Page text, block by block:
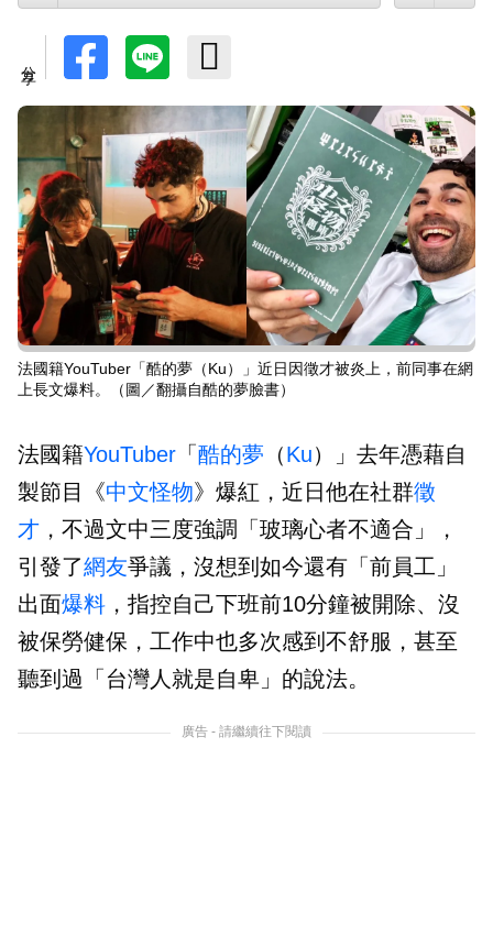
家成邊佑錫師妹
富婆砸錢拍短劇塞60場吻戲！男星爆「開房被包
養」 親上火線揭真相
泰男團Dragon 5男星爆死訊！騎單車離家失聯 陳
屍河中驚見「20公斤重物」
下載東森App，隨時掌握天下大小事！
NiziU時隔兩年訪台 華西街取景吸粉朝聖
法國籍YouTuber「酷的夢（Ku）」近日因徵才被炎上，前同事在網
上長文爆料。（圖／翻攝自酷的夢臉書）
法國籍YouTuber 「 酷的夢 （Ku）」去年憑藉自
製節目《中文怪物》爆紅，近日他在社群徵
才 ，不過文中三度強調「玻璃心者不適合」，
引發了網友爭議，沒想到如今還有「前員工」
出面爆料 ，指控自己下班前10分鐘被開除、沒
被保勞健保，工作中也多次感到不舒服，甚至
聽到過「台灣人就是自卑」的說法。
廣告 - 請繼續往下閱讀